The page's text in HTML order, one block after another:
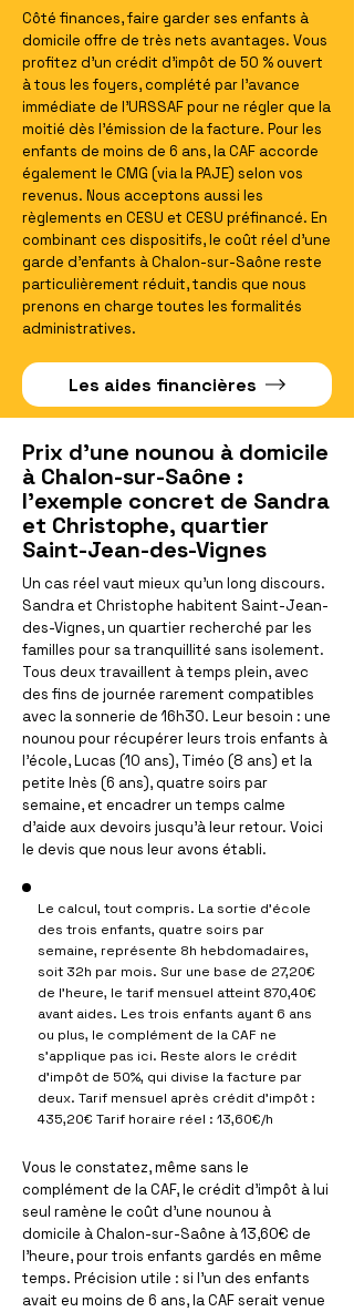
Côté finances, faire garder ses enfants à
domicile offre de très nets avantages. Vous
profitez d'un crédit d'impôt de 50 % ouvert
à tous les foyers, complété par l'avance
immédiate de l'URSSAF pour ne régler que la
moitié dès l'émission de la facture. Pour les
enfants de moins de 6 ans, la CAF accorde
également le CMG (via la PAJE) selon vos
revenus. Nous acceptons aussi les
règlements en CESU et CESU préfinancé. En
combinant ces dispositifs, le coût réel d'une
garde d'enfants à Chalon-sur-Saône reste
particulièrement réduit, tandis que nous
prenons en charge toutes les formalités
administratives.
Les aides financières
Prix d'une nounou à domicile
à Chalon-sur-Saône :
l'exemple concret de Sandra
et Christophe, quartier
Saint-Jean-des-Vignes
Un cas réel vaut mieux qu'un long discours.
Sandra et Christophe habitent Saint-Jean-
des-Vignes, un quartier recherché par les
familles pour sa tranquillité sans isolement.
Tous deux travaillent à temps plein, avec
des fins de journée rarement compatibles
avec la sonnerie de 16h30. Leur besoin : une
nounou pour récupérer leurs trois enfants à
l'école, Lucas (10 ans), Timéo (8 ans) et la
petite Inès (6 ans), quatre soirs par
semaine, et encadrer un temps calme
d'aide aux devoirs jusqu'à leur retour. Voici
le devis que nous leur avons établi.
Le calcul, tout compris. La sortie d'école
des trois enfants, quatre soirs par
semaine, représente 8h hebdomadaires,
soit 32h par mois. Sur une base de 27,20€
de l'heure, le tarif mensuel atteint 870,40€
avant aides. Les trois enfants ayant 6 ans
ou plus, le complément de la CAF ne
s'applique pas ici. Reste alors le crédit
d'impôt de 50%, qui divise la facture par
deux. Tarif mensuel après crédit d'impôt :
435,20€ Tarif horaire réel : 13,60€/h
Vous le constatez, même sans le
complément de la CAF, le crédit d'impôt à lui
seul ramène le coût d'une nounou à
domicile à Chalon-sur-Saône à 13,60€ de
l'heure, pour trois enfants gardés en même
temps. Précision utile : si l'un des enfants
avait eu moins de 6 ans, la CAF serait venue